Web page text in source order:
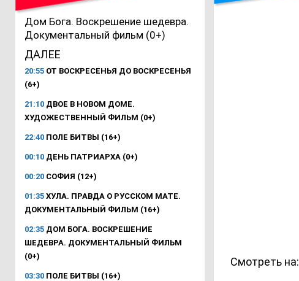
Дом Бога. Воскрешение шедевра.
Документальный фильм (0+)
ДАЛЕЕ
20:55 ОТ ВОСКРЕСЕНЬЯ ДО ВОСКРЕСЕНЬЯ
(6+)
21:10 ДВОЕ В НОВОМ ДОМЕ.
ХУДОЖЕСТВЕННЫЙ ФИЛЬМ (0+)
22:40 ПОЛЕ БИТВЫ (16+)
00:10 ДЕНЬ ПАТРИАРХА (0+)
00:20 СОФИЯ (12+)
01:35 ХУЛА. ПРАВДА О РУССКОМ МАТЕ.
ДОКУМЕНТАЛЬНЫЙ ФИЛЬМ (16+)
02:35 ДОМ БОГА. ВОСКРЕШЕНИЕ
ШЕДЕВРА. ДОКУМЕНТАЛЬНЫЙ ФИЛЬМ
(0+)
03:30 ПОЛЕ БИТВЫ (16+)
Смотреть на: